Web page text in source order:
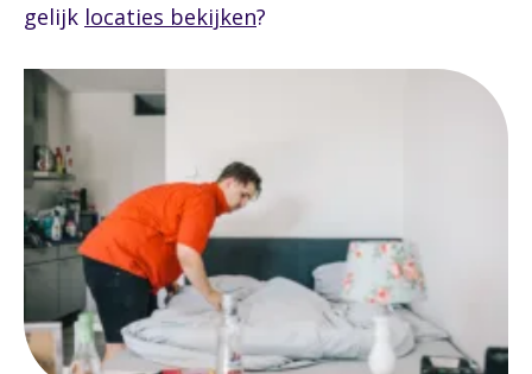
gelijk locaties bekijken?